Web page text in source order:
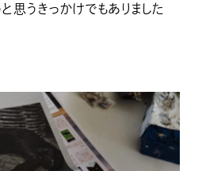
思うきっかけでもありました